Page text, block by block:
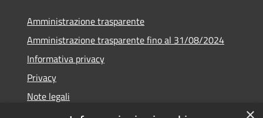
Amministrazione trasparente
Amministrazione trasparente fino al 31/08/2024
Informativa privacy
Privacy
Note legali
Dichiarazione di accessibilità